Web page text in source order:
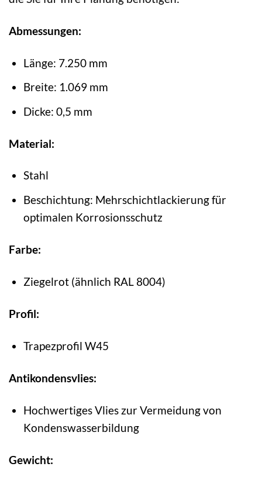
Abmessungen:
Länge: 7.250 mm
Breite: 1.069 mm
Dicke: 0,5 mm
Material:
Stahl
Beschichtung: Mehrschichtlackierung für
optimalen Korrosionsschutz
Farbe:
Ziegelrot (ähnlich RAL 8004)
Profil:
Trapezprofil W45
Antikondensvlies:
Hochwertiges Vlies zur Vermeidung von
Kondenswasserbildung
Gewicht: